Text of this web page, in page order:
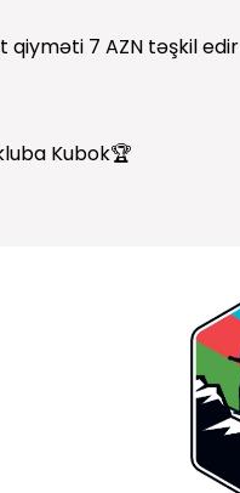
qiyməti 7 AZN təşkil edir
Kubok🏆